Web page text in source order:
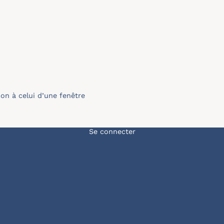
à celui d’une fenêtre
Menu du compte de
Se connecter